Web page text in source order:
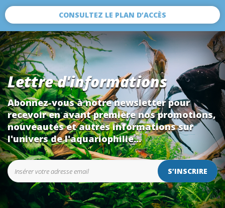
CONSULTEZ LE PLAN D’ACCÈS
Lettre d'informations
Abonnez-vous à notre newsletter pour
recevoir en avant première nos promotions,
nouveautés et autres informations sur
l'univers de l'aquariophilie...
S’INSCRIRE